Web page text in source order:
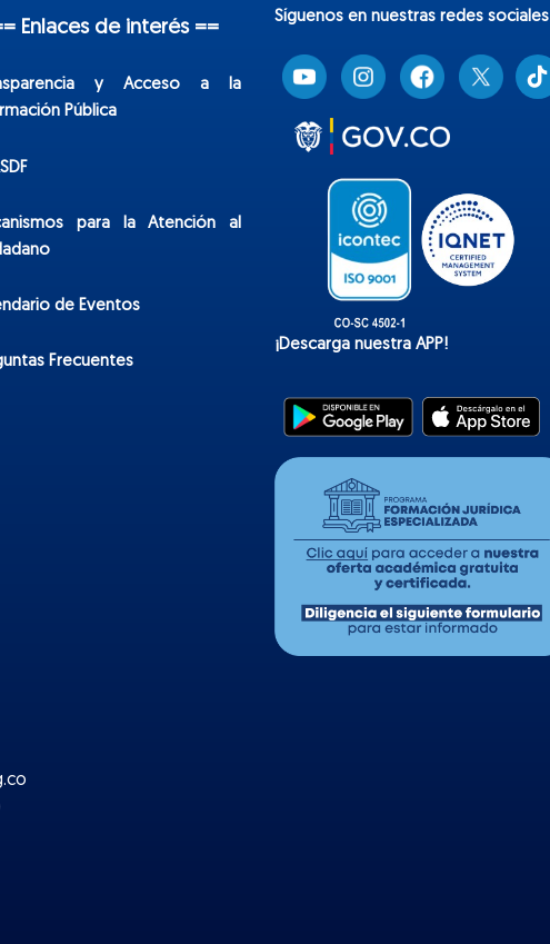
Enlaces de interés ==
y Acceso a la
Pública
para la Atención al
de Eventos
Frecuentes
Síguenos en nuestras redes sociales
T
i
k
¡Descarga nuestra APP!